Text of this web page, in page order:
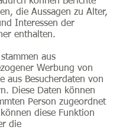
die Aussagen zu Alter,
Interessen der
enthalten.
aus
Werbung von
aus Besucherdaten von
Diese Daten können
Person zugeordnet
diese Funktion
die